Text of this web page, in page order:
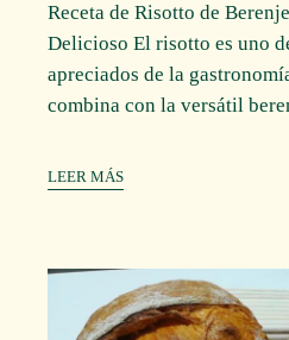
Receta de Risotto de
Delicioso El risotto es uno
apreciados de la
combina con la versátil
LEER MÁS